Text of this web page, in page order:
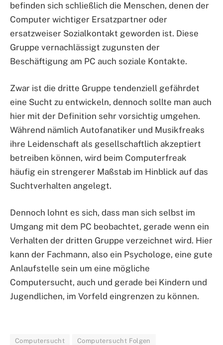
befinden sich schließlich die Menschen, denen der
Computer wichtiger Ersatzpartner oder
ersatzweiser Sozialkontakt geworden ist. Diese
Gruppe vernachlässigt zugunsten der
Beschäftigung am PC auch soziale Kontakte.
Zwar ist die dritte Gruppe tendenziell gefährdet
eine Sucht zu entwickeln, dennoch sollte man auch
hier mit der Definition sehr vorsichtig umgehen.
Während nämlich Autofanatiker und Musikfreaks
ihre Leidenschaft als gesellschaftlich akzeptiert
betreiben können, wird beim Computerfreak
häufig ein strengerer Maßstab im Hinblick auf das
Suchtverhalten angelegt.
Dennoch lohnt es sich, dass man sich selbst im
Umgang mit dem PC beobachtet, gerade wenn ein
Verhalten der dritten Gruppe verzeichnet wird. Hier
kann der Fachmann, also ein Psychologe, eine gute
Anlaufstelle sein um eine mögliche
Computersucht, auch und gerade bei Kindern und
Jugendlichen, im Vorfeld eingrenzen zu können.
Computersucht Computersucht Folgen